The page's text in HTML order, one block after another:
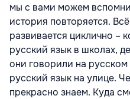
мы с вами можем
история повторяется.
развивается циклично –
русский язык в школах,
они говорили на
русский язык на улице.
прекрасно знаем. Куда